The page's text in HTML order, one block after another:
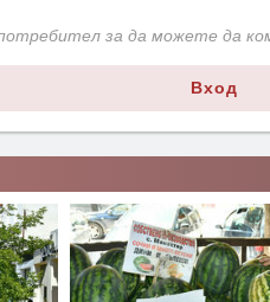
за да можете да
Вход